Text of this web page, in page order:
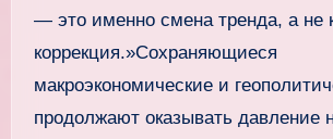
— это именно смена тренда, а не
коррекция.»Сохраняющиеся
макроэкономические и
продолжают оказывать давление